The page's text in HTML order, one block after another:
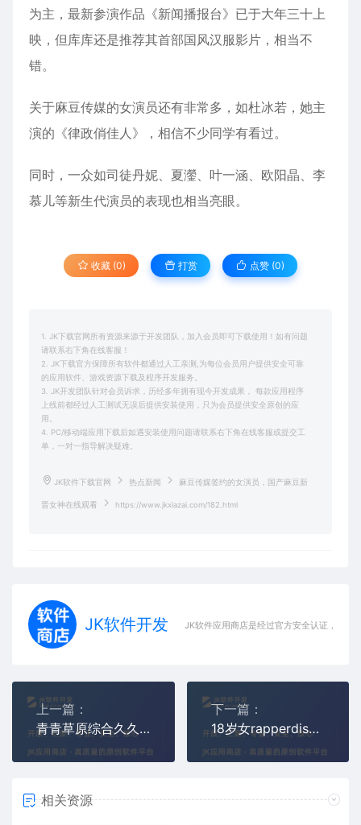
为主，最新参演作品《新闻播报台》已于大年三十上
映，但库库还是推荐其首部国风汉服影片，相当不
错。
关于麻豆传媒的女演员还有非常多，如杜冰若，她主
演的《律政俏佳人》，相信不少同学有看过。
同时，一众如司徒丹妮、夏灐、叶一涵、欧阳晶、李
慕儿等新生代演员的表现也相当亮眼。
收藏 (0) 打赏 点赞 (0)
1. JK下载官网所有资源来源于开发团队，加入会员即可下载使用！如有问题
请联系右下角在线客服！
2. JK下载官方保障所有软件都通过人工亲测,为每位会员用户提供安全可靠
的应用软件、游戏资源下载及程序开发服务。
3. JK开发团队针对会员诉求，历经多年拥有现今开发成果， 每款应用程序
上线前都经过人工测试无误后提供安装使用，只为会员提供安全原创的应
用。
4. PC/移动端应用下载后如遇安装使用问题请联系右下角在线客服或提交工
单，一对一指导解决疑难。
JK软件下载官网 热点新闻 麻豆传媒签约的女演员，国产麻豆新
晋女神在线观看 https://www.jkxiazai.com/182.html
JK软件开发 JK软件应用商店是经过官方安全认证，保障
上一篇：
青青草原综合久久大伊人精品高清在线观看
下一篇：
18岁女rapperdisssubs欢迎您 - 老狼的视频都是免费在线观看
相关资源